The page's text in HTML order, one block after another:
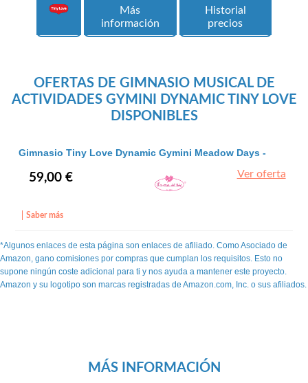
Más
información
Historial
precios
OFERTAS DE GIMNASIO MUSICAL DE
ACTIVIDADES GYMINI DYNAMIC TINY LOVE
DISPONIBLES
Gimnasio Tiny Love Dynamic Gymini Meadow Days -
Saber más
59,00 € Ver oferta
*Algunos enlaces de esta página son enlaces de afiliado. Como Asociado de
Amazon, gano comisiones por compras que cumplan los requisitos. Esto no
supone ningún coste adicional para ti y nos ayuda a mantener este proyecto.
Amazon y su logotipo son marcas registradas de Amazon.com, Inc. o sus afiliados.
MÁS INFORMACIÓN